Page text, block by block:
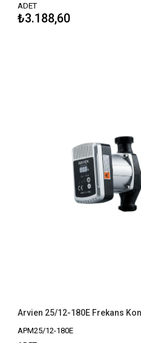
ADET
₺3.188,60
APM25/12-180E